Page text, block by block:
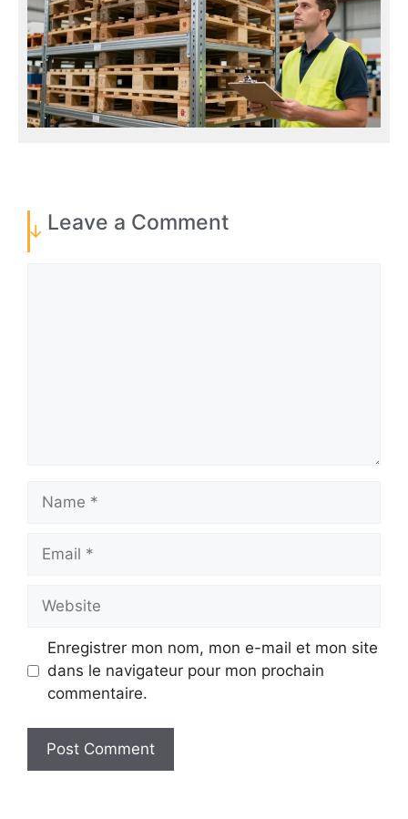
Leave a Comment
Enregistrer mon nom, mon e-mail et mon site
dans le navigateur pour mon prochain
commentaire.